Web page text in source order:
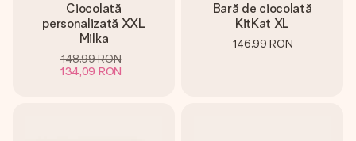
Ciocolată
personalizată XXL
Milka
148,99 RON
134,09 RON
Bară de ciocolată
KitKat XL
146,99 RON